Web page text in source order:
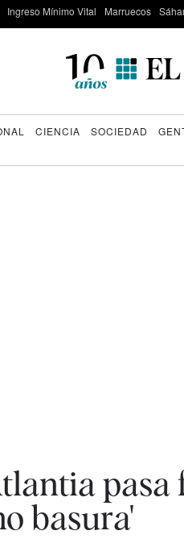
Ingreso Mínimo Vital Marruecos
CIENCIA SOCIEDAD
basura'